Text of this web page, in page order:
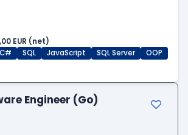
EUR (net)
C# SQL JavaScript SQL Server
OOP
Engineer (Go)